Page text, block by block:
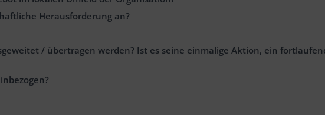
Herausforderung an?
/ übertragen werden? Ist es seine einmalige Aktion, ein